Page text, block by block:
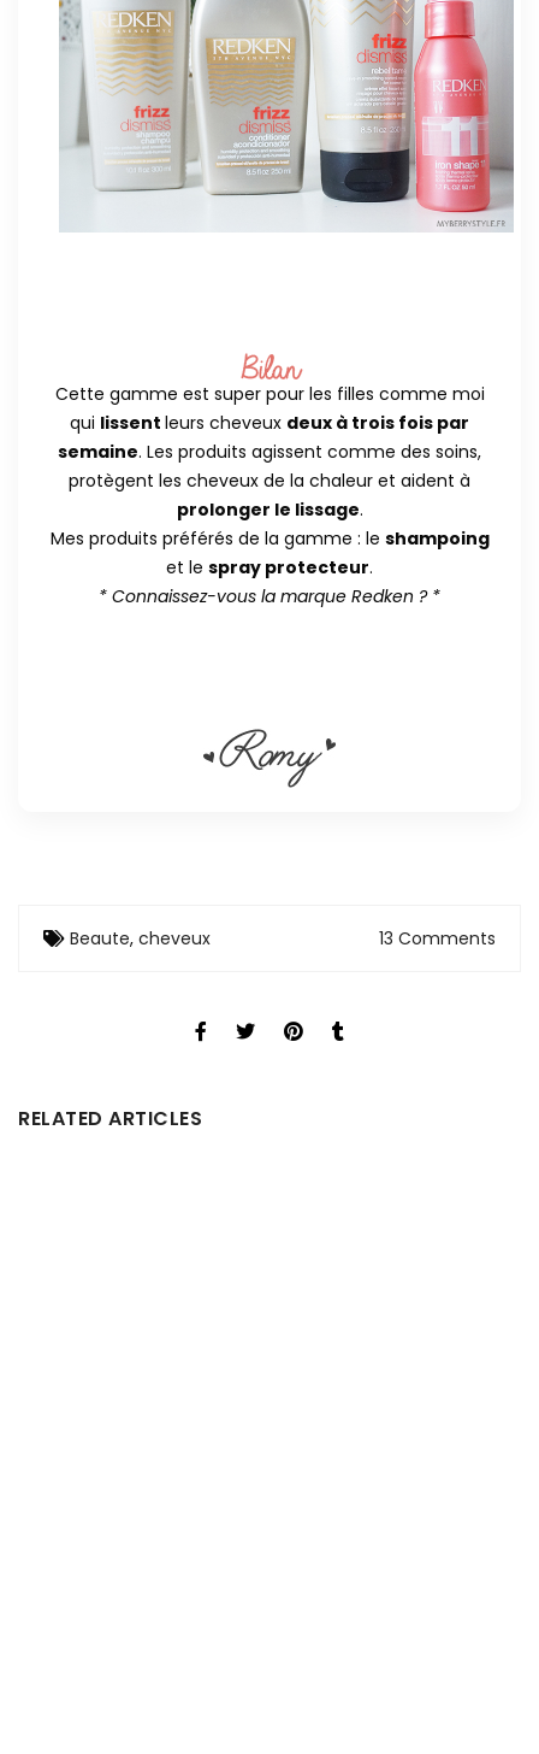
Cette gamme est super pour les filles comme moi
qui lissent leurs cheveux deux à trois fois par
semaine. Les produits agissent comme des soins,
protègent les cheveux de la chaleur et aident à
prolonger le lissage.
Mes produits préférés de la gamme : le shampoing
et le spray protecteur.
* Connaissez-vous la marque Redken ? *
Beaute, cheveux 13 Comments
RELATED ARTICLES